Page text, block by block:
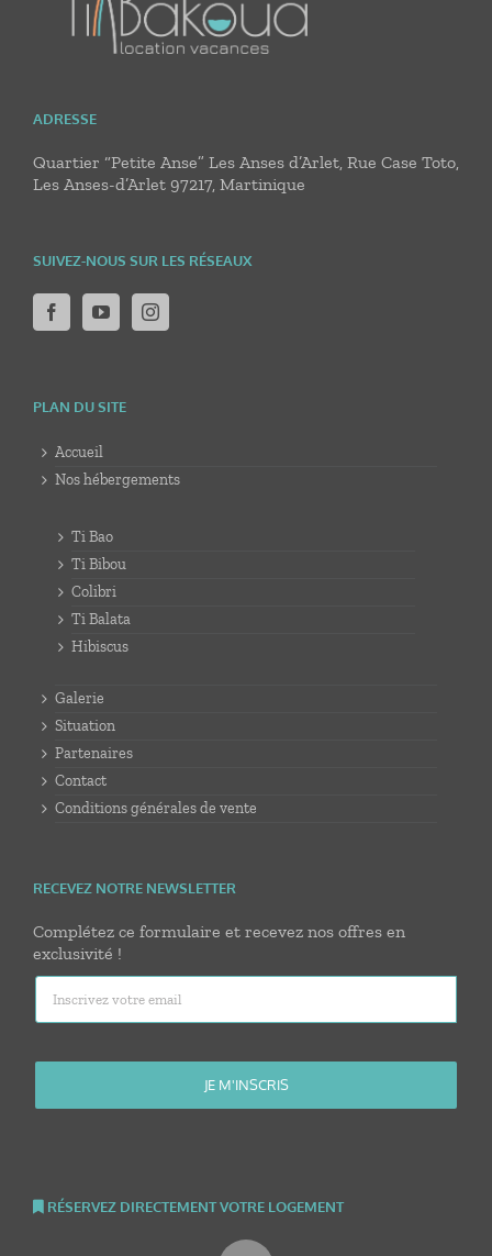
ADRESSE
Quartier “Petite Anse” Les Anses d’Arlet, Rue Case Toto,
Les Anses-d’Arlet 97217, Martinique
SUIVEZ-NOUS SUR LES RÉSEAUX
PLAN DU SITE
Accueil
Nos hébergements
Ti Bao
Ti Bibou
Colibri
Ti Balata
Hibiscus
Galerie
Situation
Partenaires
Contact
Conditions générales de vente
RECEVEZ NOTRE NEWSLETTER
Complétez ce formulaire et recevez nos offres en
exclusivité !
RÉSERVEZ DIRECTEMENT VOTRE LOGEMENT